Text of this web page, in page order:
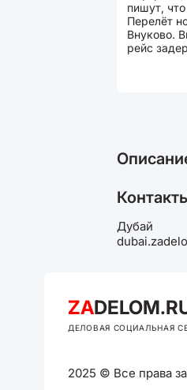
пишут,
Перелёт
Внуково.
рейс
Дубай
ZA
ДЕЛОВАЯ СОЦИАЛЬНАЯ
2025 © Все права